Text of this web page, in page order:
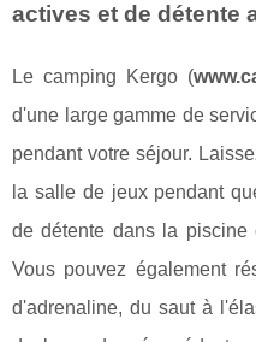
actives et de détente
Le camping Kergo (
d'une large gamme de
pendant votre séjour.
la salle de jeux pendant
de détente dans la
Vous pouvez également
d'adrenaline, du saut à